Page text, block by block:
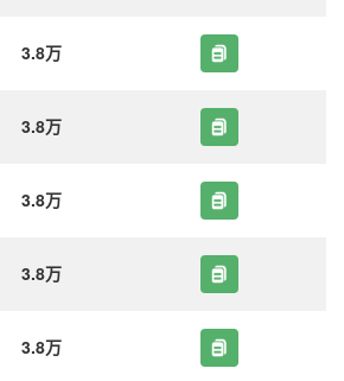
3.8万
3.8万
3.8万
3.8万
3.8万